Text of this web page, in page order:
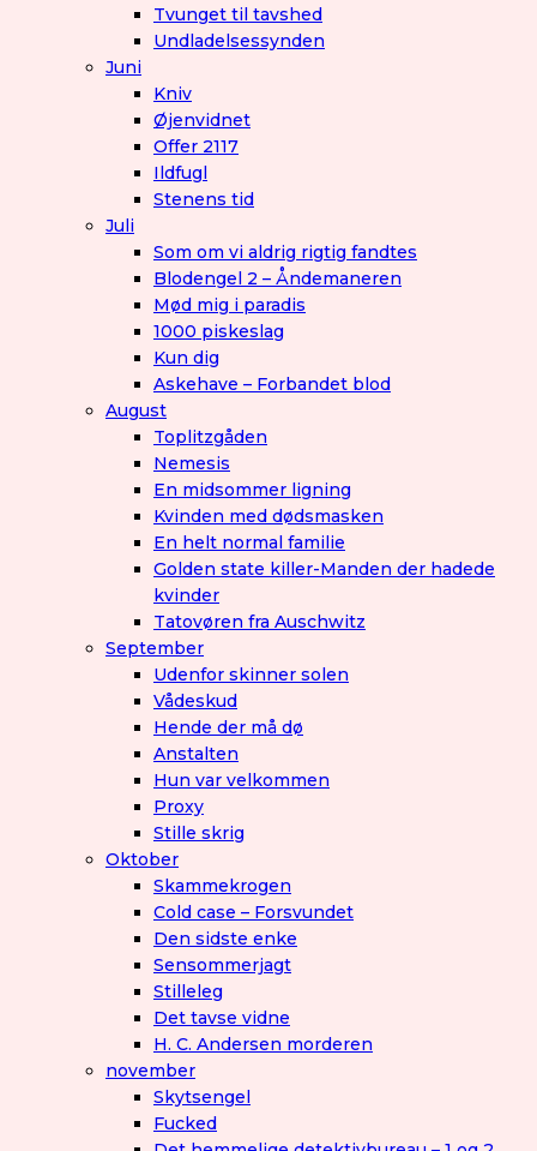
Tvunget til tavshed
Undladelsessynden
Juni
Kniv
Øjenvidnet
Offer 2117
Ildfugl
Stenens tid
Juli
Som om vi aldrig rigtig fandtes
Blodengel 2 – Åndemaneren
Mød mig i paradis
1000 piskeslag
Kun dig
Askehave – Forbandet blod
August
Toplitzgåden
Nemesis
En midsommer ligning
Kvinden med dødsmasken
En helt normal familie
Golden state killer-Manden der hadede
kvinder
Tatovøren fra Auschwitz
September
Udenfor skinner solen
Vådeskud
Hende der må dø
Anstalten
Hun var velkommen
Proxy
Stille skrig
Oktober
Skammekrogen
Cold case – Forsvundet
Den sidste enke
Sensommerjagt
Stilleleg
Det tavse vidne
H. C. Andersen morderen
november
Skytsengel
Fucked